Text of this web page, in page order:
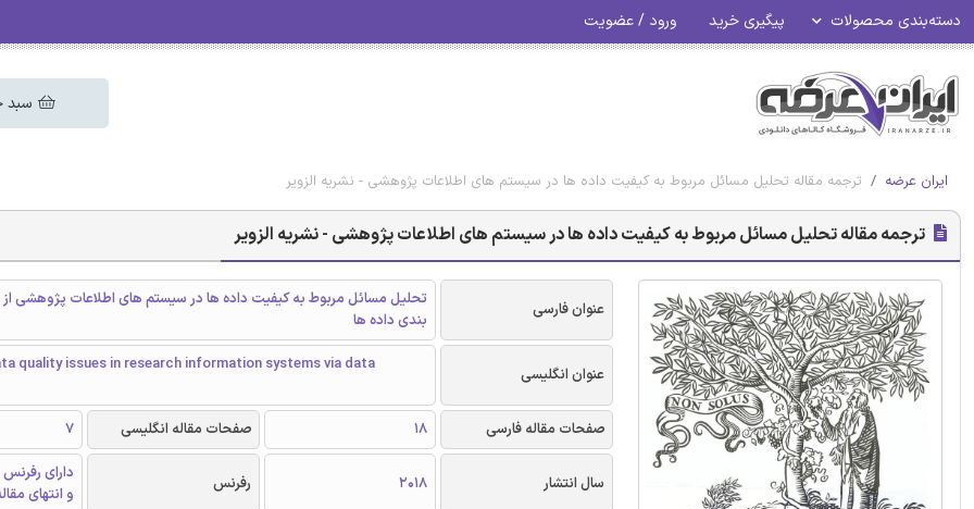
دسته‌بندی محصولات پیگیری خرید ورود / عضویت
سبد
ایران عرضه ترجمه مقاله تحلیل مسائل مربوط به کیفیت داده ها در سیستم های اطلاعات پژوهشی - نشریه الزویر
ترجمه مقاله تحلیل مسائل مربوط به کیفیت داده ها در سیستم های اطلاعات پژوهشی - نشریه الزویر
عنوان فارسی
تحلیل مسائل مربوط به کیفیت داده ها در سیستم های اطلاعات پژوهشی
بندی داده ها
عنوان انگلیسی quality issues in research information systems via data
صفحات مقاله فارسی 18 صفحات مقاله انگلیسی 7
سال انتشار 2018 رفرنس
دارای
و انتهای